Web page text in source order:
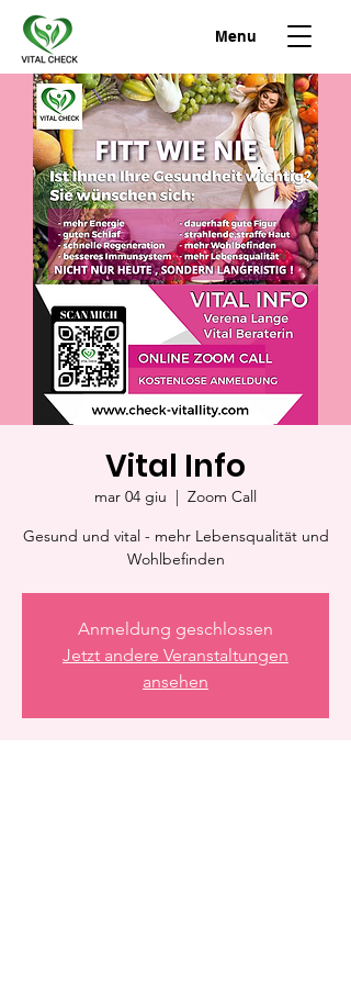
Menu
Vital Info
mar 04 giu
  |
Zoom Call
Gesund und vital - mehr Lebensqualität und
Wohlbefinden
Anmeldung geschlossen
Jetzt andere Veranstaltungen
ansehen